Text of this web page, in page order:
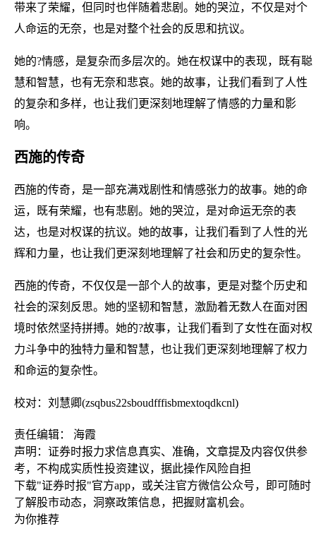
带来了荣耀，但同时也伴随着悲剧。她的哭泣，不仅是对个
人命运的无奈，也是对整个社会的反思和抗议。
她的?情感，是复杂而多层次的。她在权谋中的表现，既有聪
慧和智慧，也有无奈和悲哀。她的故事，让我们看到了人性
的复杂和多样，也让我们更深刻地理解了情感的力量和影
响。
西施的传奇
西施的传奇，是一部充满戏剧性和情感张力的故事。她的命
运，既有荣耀，也有悲剧。她的哭泣，是对命运无奈的表
达，也是对权谋的抗议。她的故事，让我们看到了人性的光
辉和力量，也让我们更深刻地理解了社会和历史的复杂性。
西施的传奇，不仅仅是一部个人的故事，更是对整个历史和
社会的深刻反思。她的坚韧和智慧，激励着无数人在面对困
境时依然坚持拼搏。她的?故事，让我们看到了女性在面对权
力斗争中的独特力量和智慧，也让我们更深刻地理解了权力
和命运的复杂性。
校对：刘慧卿(zsqbus22sboudfffisbmextoqdkcnl)
责任编辑： 海霞
声明：证券时报力求信息真实、准确，文章提及内容仅供参
考，不构成实质性投资建议，据此操作风险自担
下载"证券时报"官方app，或关注官方微信公众号，即可随时
了解股市动态，洞察政策信息，把握财富机会。
为你推荐